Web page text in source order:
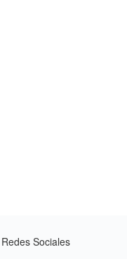
Sociales